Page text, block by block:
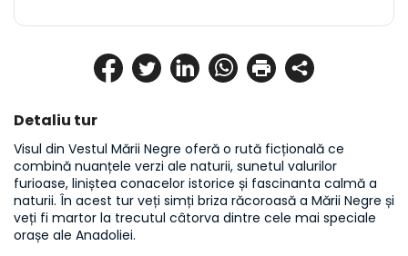
Detaliu tur
Visul din Vestul Mării Negre oferă o rută ficțională ce
combină nuanțele verzi ale naturii, sunetul valurilor
furioase, liniștea conacelor istorice și fascinanta calmă a
naturii. În acest tur veți simți briza răcoroasă a Mării Negre și
veți fi martor la trecutul câtorva dintre cele mai speciale
orașe ale Anadoliei.